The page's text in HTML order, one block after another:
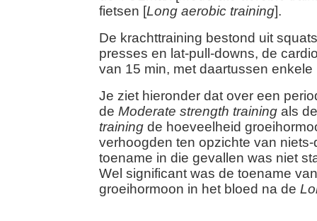
fietsen [Long aerobic training].
De krachttraining bestond uit
presses en lat-pull-downs, de
van 15 min, met daartussen enkele
Je ziet hieronder dat over een
de Moderate strength training als
training de hoeveelheid
verhoogden ten opzichte van
toename in die gevallen was niet
Wel significant was de toename
groeihormoon in het bloed na de